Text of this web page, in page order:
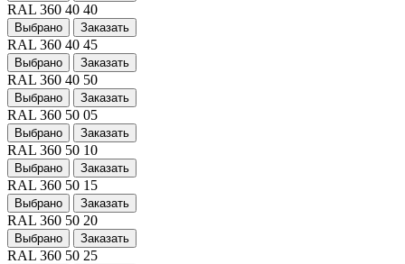
RAL 360 40 40
Выбрано Заказать
RAL 360 40 45
Выбрано Заказать
RAL 360 40 50
Выбрано Заказать
RAL 360 50 05
Выбрано Заказать
RAL 360 50 10
Выбрано Заказать
RAL 360 50 15
Выбрано Заказать
RAL 360 50 20
Выбрано Заказать
RAL 360 50 25